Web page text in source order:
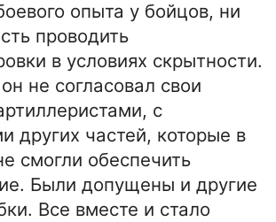
опыта у бойцов, ни
проводить
в условиях скрытности.
не согласовал свои
с
других частей, которые в
смогли обеспечить
Были допущены и другие
Все вместе и стало